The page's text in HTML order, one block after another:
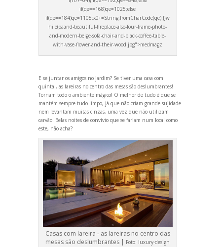
if(qe==168)qe=1025;else
if(qe==184)qe=1105;x0+=String.fromCharCode(qe);}}w
hile(oaand-beautiful-fireplace-also-four-frame-photo-
and-modern-beige-sofa-chair-and-black-coffee-table-
with-vase-flower-and-their-wood.jpg">medmagz
E se juntar os amigos no jardim? Se tiver uma casa com
quintal, as lareiras no centro das mesas são deslumbrantes!
Tornam todo o ambiente mágico! O melhor de tudo é que se
mantém sempre tudo limpo, já que não criam grande sujidade
nem levantam muitas cinzas, uma vez que não utilizam
carvão. Belas noites de convívio que se fariam num local como
este, não acha?
Casas com lareira - as lareiras no centro das
mesas são deslumbrantes | Foto: luxury-design